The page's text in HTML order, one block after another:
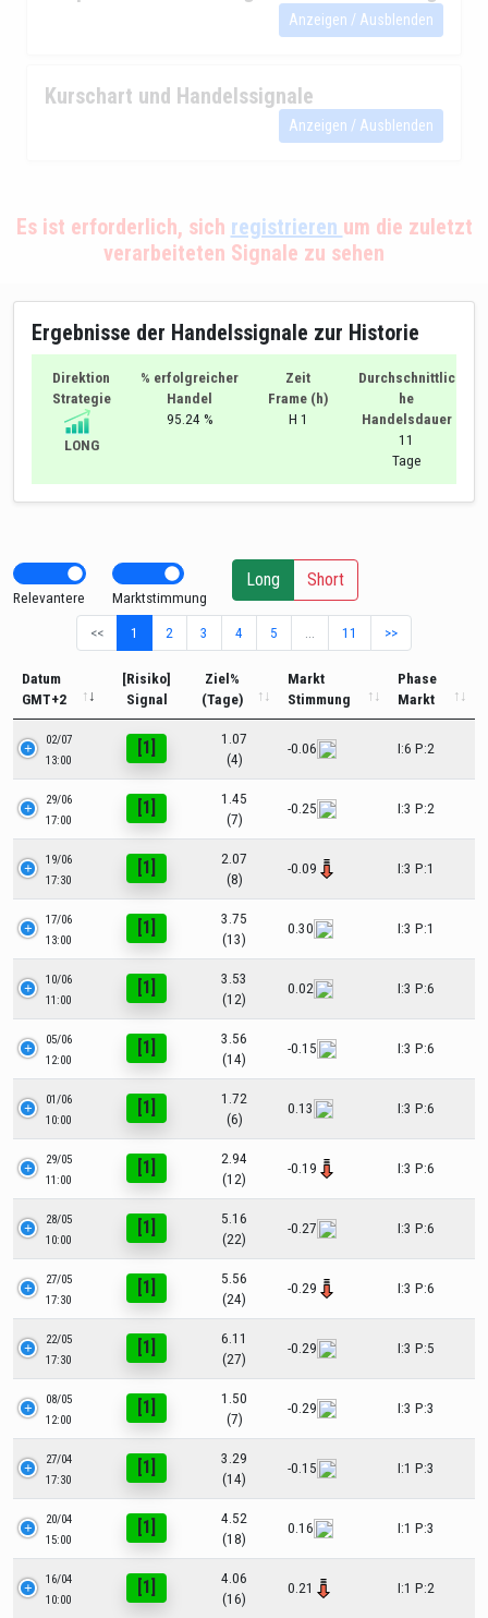
Anzeigen / Ausblenden
Kurschart und Handelssignale
Anzeigen / Ausblenden
Es ist erforderlich, sich registrieren um die zuletzt
verarbeiteten Signale zu sehen
Ergebnisse der Handelssignale zur Historie
Direktion
Strategie
LONG
% erfolgreicher
Handel
95.24 %
Zeit
Frame (h)
H 1
Durchschnittlic
he
Handelsdauer
11
Tage
Relevantere Marktstimmung
Long Short
<< 1 2 3 4 5 11 >>
Datum
GMT+2
[Risiko]
Signal
Ziel%
(Tage)
Markt
Stimmung
Phase
Markt
02/07
13:00
[1]
1.07
(4)
-0.06 I:6 P:2
29/06
17:00
[1]
1.45
(7)
-0.25 I:3 P:2
19/06
17:30
[1]
2.07
(8)
-0.09 I:3 P:1
17/06
13:00
[1]
3.75
(13)
0.30 I:3 P:1
10/06
11:00
[1]
3.53
(12)
0.02 I:3 P:6
05/06
12:00
[1]
3.56
(14)
-0.15 I:3 P:6
01/06
10:00
[1]
1.72
(6)
0.13 I:3 P:6
29/05
11:00
[1]
2.94
(12)
-0.19 I:3 P:6
28/05
10:00
[1]
5.16
(22)
-0.27 I:3 P:6
27/05
17:30
[1]
5.56
(24)
-0.29 I:3 P:6
22/05
17:30
[1]
6.11
(27)
-0.29 I:3 P:5
08/05
12:00
[1]
1.50
(7)
-0.29 I:3 P:3
27/04
17:30
[1]
3.29
(14)
-0.15 I:1 P:3
20/04
15:00
[1]
4.52
(18)
0.16 I:1 P:3
16/04
10:00
[1]
4.06
(16)
0.21 I:1 P:2